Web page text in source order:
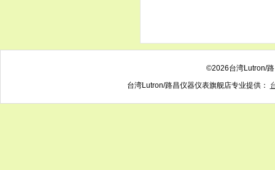
©2026台湾Lutron/
台湾Lutron/路昌仪器仪表旗舰店专业提供：